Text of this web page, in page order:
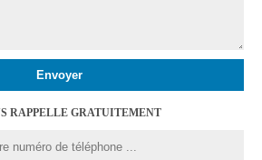
RAPPELLE GRATUITEMENT